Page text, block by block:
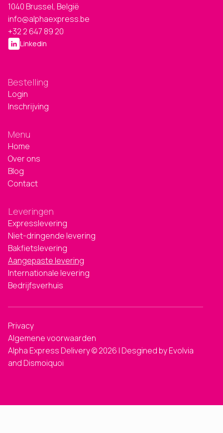
1040 Brussel, België
info@alphaexpress.be
+32 2 647 89 20
Linkedin
Bestelling
Login
Inschrijving
Menu
Home
Over ons
Blog
Contact
Leveringen
Expresslevering
Niet-dringende levering
Bakfietslevering
Aangepaste levering
Internationale levering
Bedrijfsverhuis
Privacy
Algemene voorwaarden
Alpha Express Delivery © 2026 | Desgined by Evolvia
and Dismoiquoi